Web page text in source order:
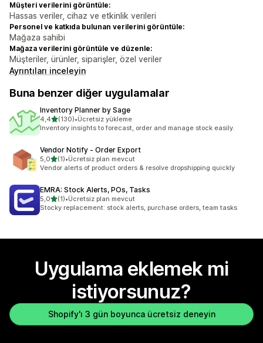
Müşteri verilerini görüntüle:
Hassas veriler, cihaz ve etkinlik verileri
Personel ve katkıda bulunan verilerini görüntüle:
Mağaza sahibi
Mağaza verilerini görüntüle ve düzenle:
Müşteriler, ürünler, siparişler, özel veriler
Ayrıntıları inceleyin
Buna benzer diğer uygulamalar
Inventory Planner by Sage
4,45 yıldız üzerinden
(130)
toplam 130 değerlendirme
•Ücretsiz yükleme
Inventory insights to forecast, order and manage stock easily.
Vendor Notify ‑ Order Export
5,05 yıldız üzerinden
(1)
toplam 1 değerlendirme
•Ücretsiz plan mevcut
Vendor alerts of product orders & resolve dropshipping quickly
EMRA: Stock Alerts, POs, Tasks
5,05 yıldız üzerinden
(1)
toplam 1 değerlendirme
•Ücretsiz plan mevcut
Stocky replacement: stock alerts, purchase orders, team tasks
Uygulama eklemek mi
istiyorsunuz?
Shopify'ı 3 gün boyunca ücretsiz deneyin